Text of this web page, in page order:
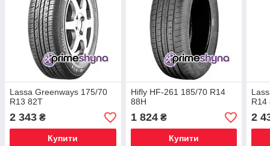
Lassa Greenways 175/70
R13 82T
2 343 ₴
Купити
Hifly HF-261 185/70 R14
88H
1 824₴
Купити
R14
2